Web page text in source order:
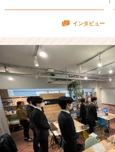
式
会
S
A
R
C
A
R
E
E
R
の
インタビュー